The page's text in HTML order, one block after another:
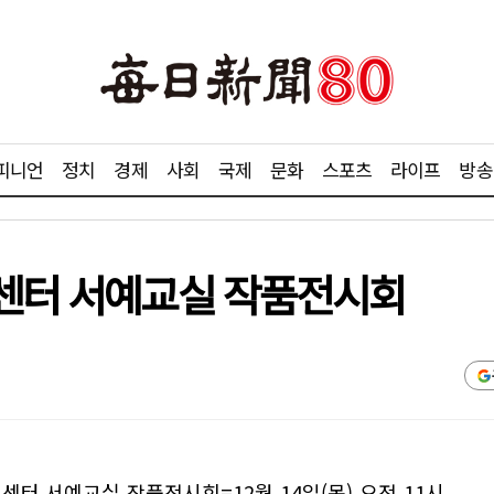
니언 정치 경제 사회 국제 문화 스포츠 라이프 방
서예교실 작품전시회